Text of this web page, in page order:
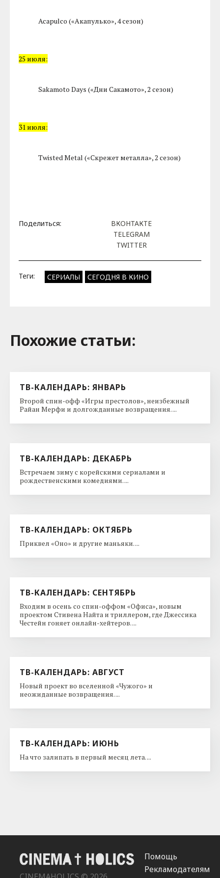
Acapulco («Акапулько», 4 сезон)
25 июля:
Sakamoto Days («Дни Сакамото», 2 сезон)
31 июля:
Twisted Metal («Скрежет металла», 2 сезон)
Поделиться:
ВКОНТАКТЕ
TELEGRAM
TWITTER
Теги: СЕРИАЛЫ СЕГОДНЯ В КИНО
Похожие cтатьи:
ТВ-КАЛЕНДАРЬ: ЯНВАРЬ
Второй спин-офф «Игры престолов», неизбежный
Райан Мерфи и долгожданные возвращения. ...
ТВ-КАЛЕНДАРЬ: ДЕКАБРЬ
Встречаем зиму с корейскими сериалами и
рождественскими комедиями. ...
ТВ-КАЛЕНДАРЬ: ОКТЯБРЬ
Приквел «Оно» и другие маньяки. ...
ТВ-КАЛЕНДАРЬ: СЕНТЯБРЬ
Входим в осень со спин-оффом «Офиса», новым
проектом Стивена Найта и триллером, где Джессика
Честейн гоняет онлайн-хейтеров. ...
ТВ-КАЛЕНДАРЬ: АВГУСТ
Новый проект во вселенной «Чужого» и
неожиданные возвращения. ...
ТВ-КАЛЕНДАРЬ: ИЮНЬ
На что залипать в первый месяц лета. ...
Помощь
Рекламодателям